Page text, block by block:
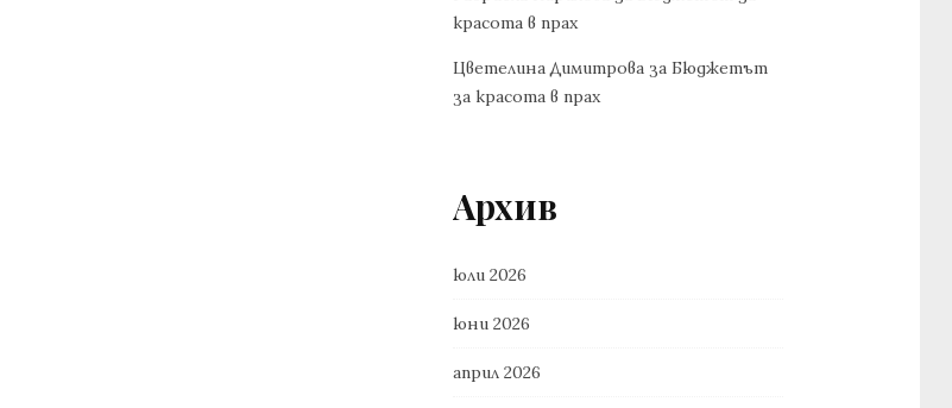
красота в прах
Цветелина Димитрова за Бюджетът
за красота в прах
Архив
юли 2026
юни 2026
април 2026